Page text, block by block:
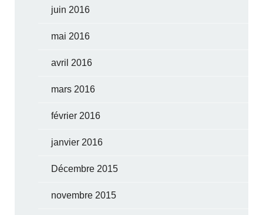
juin 2016
mai 2016
avril 2016
mars 2016
février 2016
janvier 2016
Décembre 2015
novembre 2015